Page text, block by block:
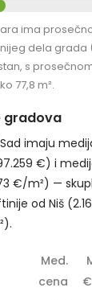
ima
dela grada
s
77,8 m².
gradova
imaju
€) i
€/m²) —
od Niš
Med.
cena